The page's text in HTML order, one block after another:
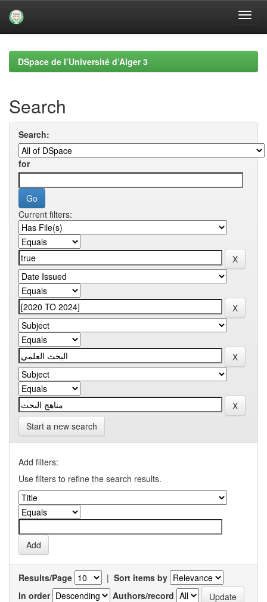
navigationDSpace de l’Université d’Alger 3
Search
Search:
for
Current filters:
Start a new search
Add filters:
Use filters to refine the search results.
Results/Page | Sort items by
In order
Authors/record